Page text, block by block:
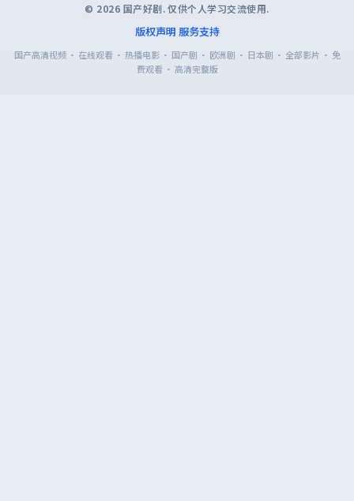
© 2026 国产好剧. 仅供个人学习交流使用.
版权声明 服务支持
国产高清视频 · 在线观看 · 热播电影 · 国产剧 · 欧洲剧 · 日本剧 · 全部影片 · 免
费观看 · 高清完整版